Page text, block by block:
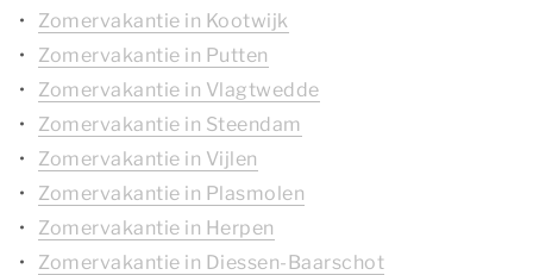
Zomervakantie in Kootwijk
Zomervakantie in Putten
Zomervakantie in Vlagtwedde
Zomervakantie in Steendam
Zomervakantie in Vijlen
Zomervakantie in Plasmolen
Zomervakantie in Herpen
Zomervakantie in Diessen-Baarschot